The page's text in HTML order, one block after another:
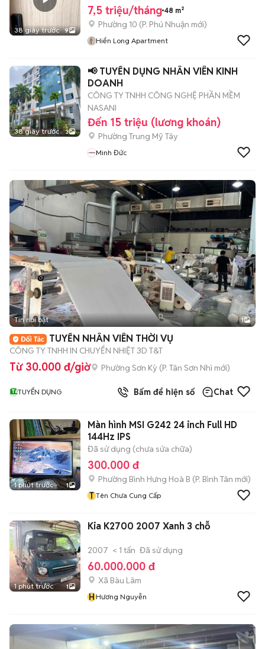
38 giây trước 9
7,5 triệu/tháng 48 m²
Phường 10 (P. Phú Nhuận mới)
Hiển Long Apartment
38 giây trước 3
📢 TUYỂN DỤNG NHÂN VIÊN KINH
DOANH
CÔNG TY TNHH CÔNG NGHỆ PHẦN MỀM
NASANI
Đến 15 triệu (lương khoán)
Phường Trung Mỹ Tây
Minh Đức
Tin nổi bật 1
TUYỂN NHÂN VIÊN THỜI VỤ
CÔNG TY TNHH IN CHUYỂN NHIỆT 3D T&T
Từ 30.000 đ/giờ Phường Sơn Kỳ (P. Tân Sơn Nhì mới)
TUYỂN DỤNG Bấm để hiện số Chat
1 phút trước 1
Màn hình MSI G242 24 inch Full HD
144Hz IPS
Đã sử dụng (chưa sửa chữa)
300.000 đ
Phường Bình Hưng Hoà B (P. Bình Tân mới)
T Tên Chưa Cung Cấp
1 phút trước 1
Kia K2700 2007 Xanh 3 chỗ
2007 < 1 tấn Đã sử dụng
60.000.000 đ
Xã Bàu Lâm
HHương Nguyễn